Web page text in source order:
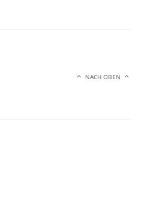
NACH OBEN